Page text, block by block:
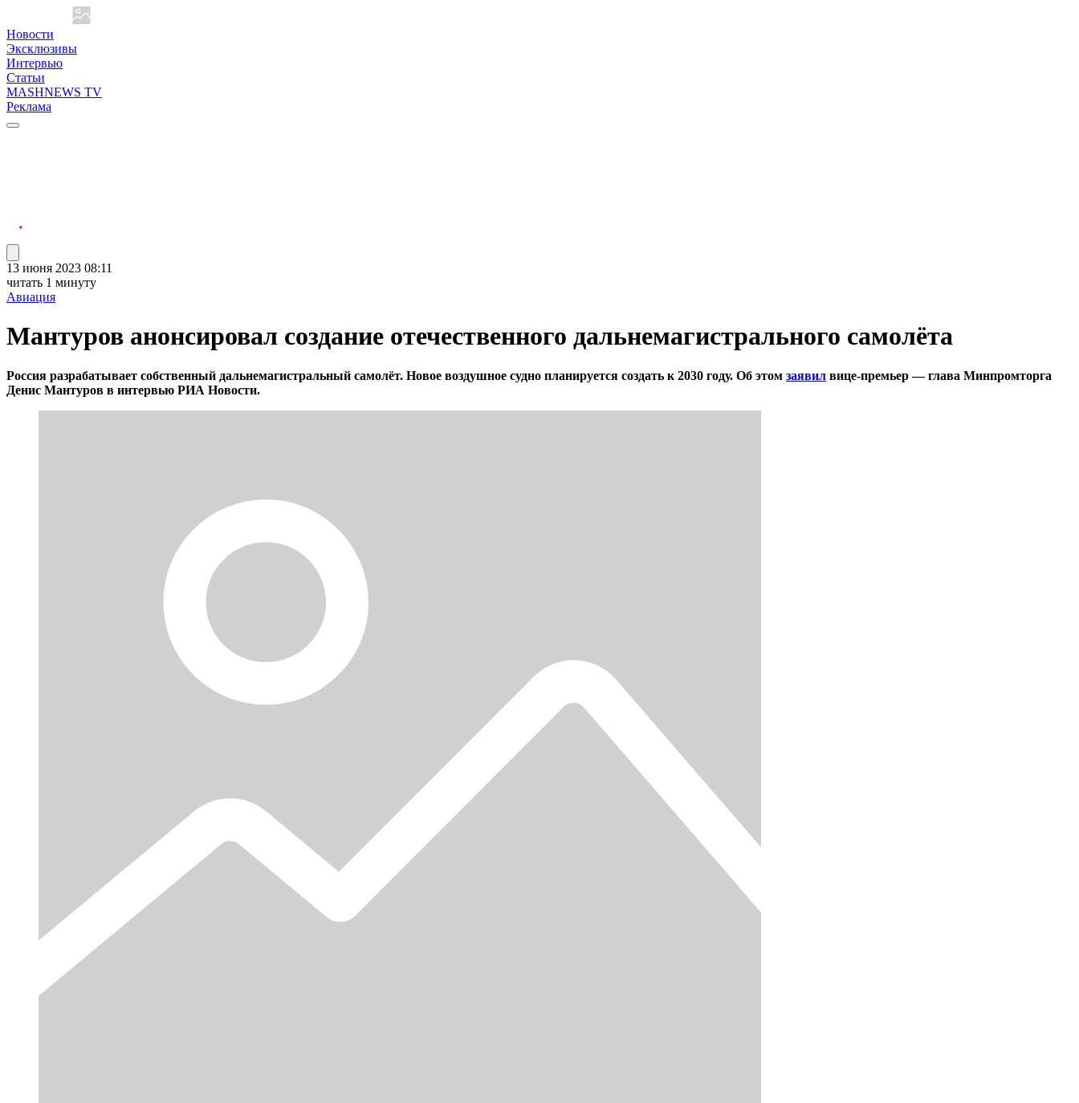
Новости
Эксклюзивы
Интервью
Статьи
MASHNEWS TV
Реклама
13 июня 2023 08:11
читать 1 минуту
Авиация
Мантуров анонсировал создание отечественного дальнемагистрального самолёта
Россия разрабатывает собственный дальнемагистральный самолёт. Новое воздушное судно планируется создать к 2030 году. Об этом заявил вице-премьер — глава Минпромторга
Денис Мантуров в интервью РИА Новости.